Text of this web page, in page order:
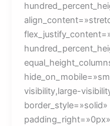
visibility,large-